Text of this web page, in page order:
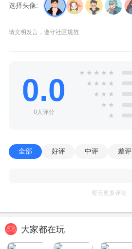
选择头像:
请文明发言，遵守社区规范
0.0
0人评分
★ ★ ★ ★ ★
★ ★ ★ ★
★ ★ ★
★ ★
★
全部 好评 中评 差评
暂无更多评论
大家都在玩